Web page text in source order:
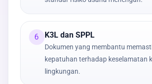
6 K3L dan SPPL
Dokumen yang membantu
kepatuhan terhadap keselamatan
lingkungan.